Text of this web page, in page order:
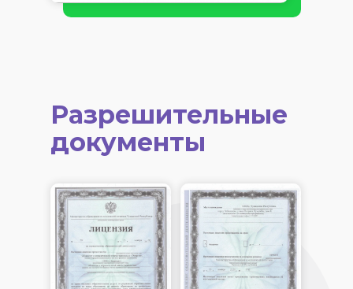
Разрешительные
документы